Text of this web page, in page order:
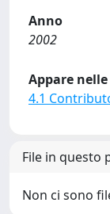
Anno
2002
Appare
4.1
File in questo
Non ci sono